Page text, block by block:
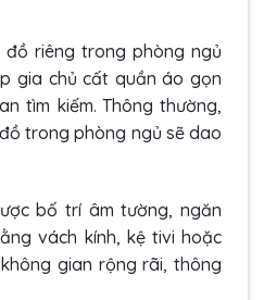
riêng trong phòng ngủ
gia chủ cất quần áo gọn
tìm kiếm. Thông thường,
trong phòng ngủ sẽ dao
bố trí âm tường, ngăn
vách kính, kệ tivi hoặc
gian rộng rãi, thông